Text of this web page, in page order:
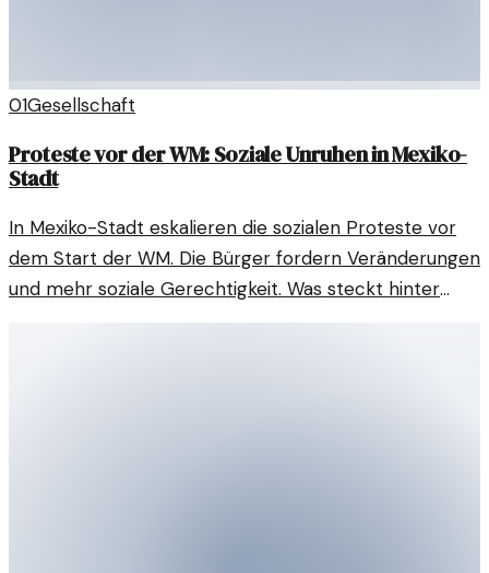
01Gesellschaft
Proteste vor der WM: Soziale Unruhen in Mexiko-
Stadt
In Mexiko-Stadt eskalieren die sozialen Proteste vor
dem Start der WM. Die Bürger fordern Veränderungen
und mehr soziale Gerechtigkeit. Was steckt hinter